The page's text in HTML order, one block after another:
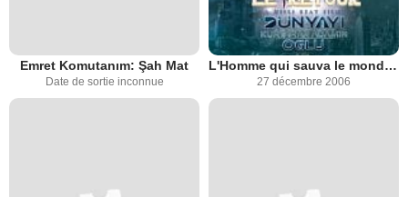
Emret Komutanım: Şah Mat
Date de sortie inconnue
L'Homme qui sauva le monde : le retour
27 décembre 2006